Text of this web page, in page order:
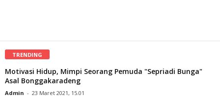
TRENDING
Motivasi Hidup, Mimpi Seorang Pemuda "Sepriadi Bunga"
Asal Bonggakaradeng
Admin - 23 Maret 2021, 15.01